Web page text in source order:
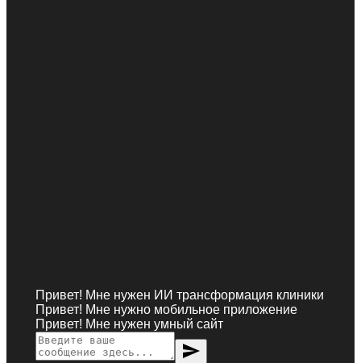
Привет! Мне нужен ИИ трансформация клиники
Привет! Мне нужно мобильное приложение
Привет! Мне нужен умный сайт
send